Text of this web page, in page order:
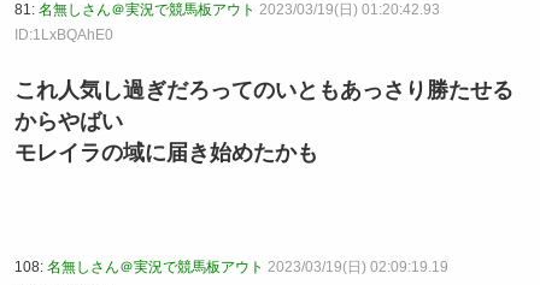
81: 名無しさん＠実況で競馬板アウト 2023/03/19(日) 01:20:42.93
ID:1LxBQAhE0
これ人気し過ぎだろってのいともあっさり勝たせる
からやばい
モレイラの域に届き始めたかも
108: 名無しさん＠実況で競馬板アウト 2023/03/19(日) 02:09:19.19